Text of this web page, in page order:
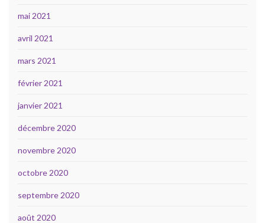
mai 2021
avril 2021
mars 2021
février 2021
janvier 2021
décembre 2020
novembre 2020
octobre 2020
septembre 2020
août 2020